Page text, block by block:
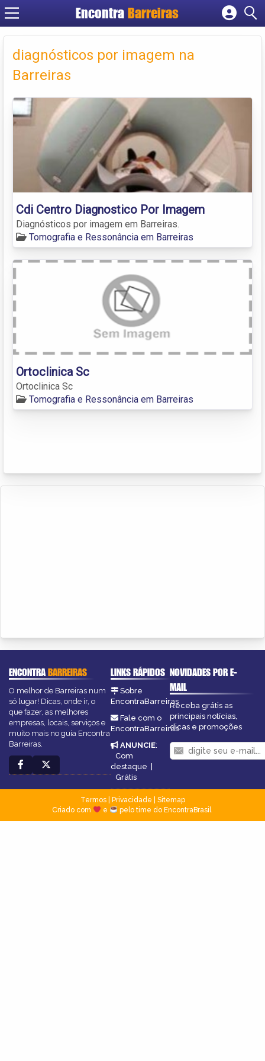
EncontraBarreiras
Cadastrar empresa
Criar conta
diagnósticos por imagem na
Barreiras
Cdi Centro Diagnostico Por Imagem
Diagnósticos por imagem em Barreiras.
Tomografia e Ressonância em Barreiras
Ortoclinica Sc
Ortoclinica Sc
Tomografia e Ressonância em Barreiras
ENCONTRABARREIRAS
O melhor de Barreiras num
só lugar! Dicas, onde ir, o
que fazer, as melhores
empresas, locais, serviços e
muito mais no guia Encontra
Barreiras.
LINKS RÁPIDOS
Sobre
EncontraBarreiras
Fale com o
EncontraBarreiras
ANUNCIE:
Com
destaque |
Grátis
NOVIDADES POR E-
MAIL
Receba grátis as
principais notícias,
dicas e promoções
Termos| Privacidade
Sitemap
Criado com
e pelo time do EncontraBrasil